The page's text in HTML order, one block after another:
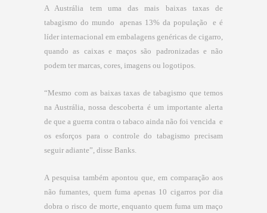
A Austrália tem uma das mais baixas taxas de
tabagismo do mundo ­ apenas 13% da população ­ e é
líder internacional em embalagens genéricas de cigarro,
quando as caixas e maços são padronizadas e não
podem ter marcas, cores, imagens ou logotipos.
“Mesmo com as baixas taxas de tabagismo que temos
na Austrália, nossa descoberta é um importante alerta
de que a guerra contra o tabaco ainda não foi vencida ­ e
os esforços para o controle do tabagismo precisam
seguir adiante”, disse Banks.
A pesquisa também apontou que, em comparação aos
não fumantes, quem fuma apenas 10 cigarros por dia
dobra o risco de morte, enquanto quem fuma um maço